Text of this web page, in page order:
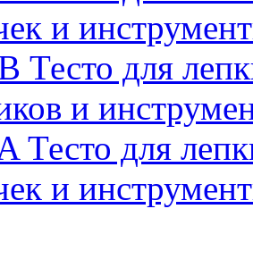
и
Тесто для
и
Тесто для
и